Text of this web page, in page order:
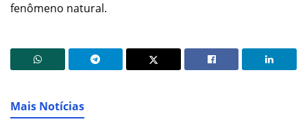
fenômeno natural.
Mais Notícias